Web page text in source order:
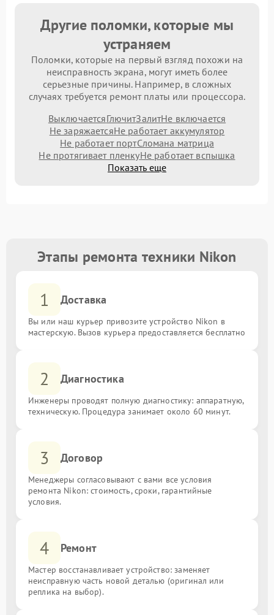
Другие поломки, которые мы
устраняем
Поломки, которые на первый взгляд похожи на
неисправность экрана, могут иметь более
серьезные причины. Например, в сложных
случаях требуется ремонт платы или процессора.
ВыключаетсяГлючитЗалитНе включается
Не заряжаетсяНе работает аккумулятор
Не работает портСломана матрица
Не протягивает пленкуНе работает вспышка
Показать еще
Этапы ремонта техники Nikon
1 Доставка
Вы или наш курьер привозите устройство Nikon в
мастерскую. Вызов курьера предоставляется бесплатно
2 Диагностика
Инженеры проводят полную диагностику: аппаратную,
техническую. Процедура занимает около 60 минут.
3 Договор
Менеджеры согласовывают с вами все условия
ремонта Nikon: стоимость, сроки, гарантийные
условия.
4 Ремонт
Мастер восстанавливает устройство: заменяет
неисправную часть новой деталью (оригинал или
реплика на выбор).